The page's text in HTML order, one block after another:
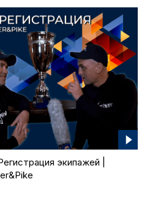
экипажей |